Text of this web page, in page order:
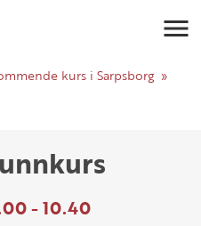
kurs i Sarpsborg
- 10.40